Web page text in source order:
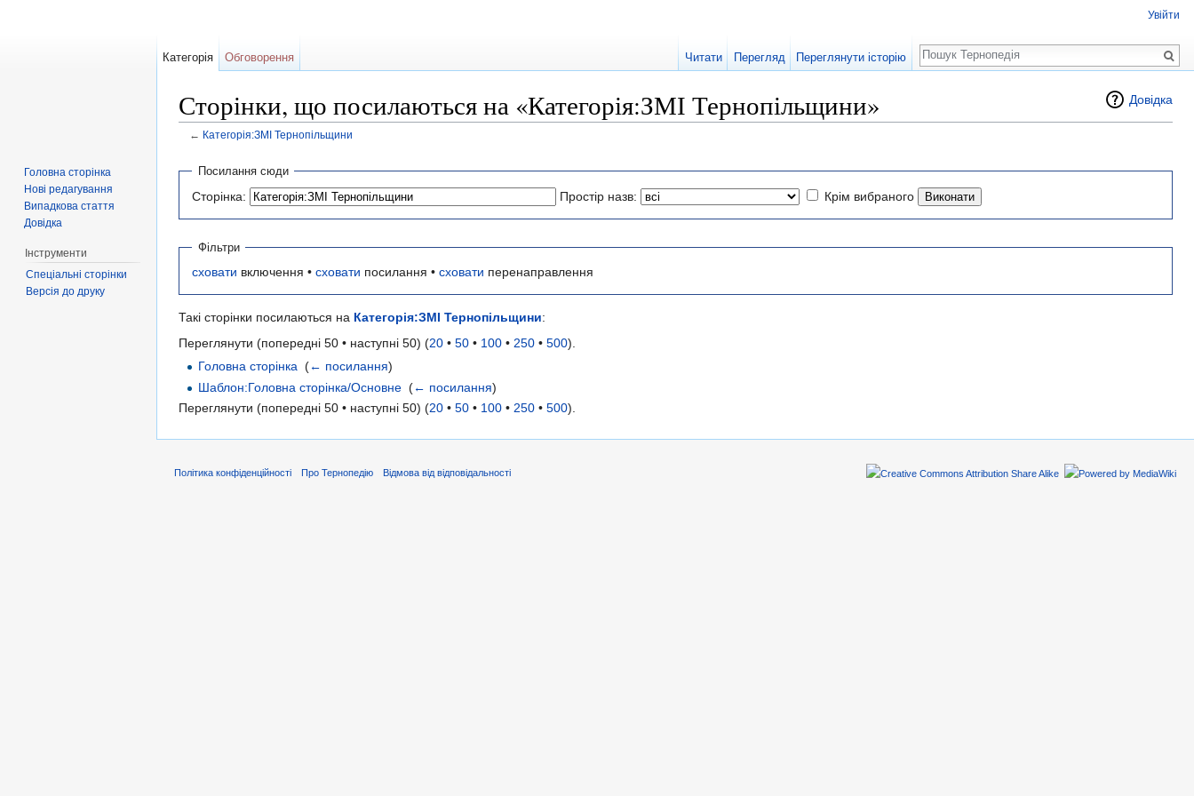
Довідка
Сторінки, що посилаються на «Категорія:ЗМІ Тернопільщини»
← Категорія:ЗМІ Тернопільщини
Посилання сюди
Сторінка: Простір назв: Крім вибраного
Фільтри
сховати включення • сховати посилання • сховати перенаправлення
Такі сторінки посилаються на Категорія:ЗМІ Тернопільщини:
Переглянути (попередні 50 • наступні 50) (20 • 50 • 100 • 250 • 500).
Головна сторінка ‎(← посилання)
Шаблон:Головна сторінка/Основне ‎(← посилання)
Переглянути (попередні 50 • наступні 50) (20 • 50 • 100 • 250 • 500).
Увійти
Категорія Обговорення Читати Перегляд Переглянути історію
Пошук
Головна сторінка
Нові редагування
Випадкова стаття
Довідка
Інструменти
Спеціальні сторінки
Версія до друку
Політика конфіденційності Про Тернопедію Відмова від відповідальності